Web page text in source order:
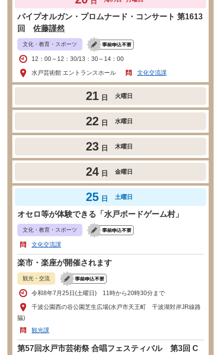
パイプオルガン・プロムナード・コンサート 第1613
回 佐藤謹然
文化・教育・スポーツ
12：00～12：30/13：30～14：00
水戸芸術館 エントランスホール
文化交流課
21 日 火曜日
22 日 水曜日
23 日 木曜日
24 日 金曜日
25 日 土曜日
オセロ等が体験できる「水戸ボードゲーム村」
文化・教育・スポーツ
文化交流課
楽市・楽座が開催されます
観光・交流
令和8年7月25日(土曜日) 11時から20時30分まで
千波公園西の谷公園芝生広場(水戸市天王町 千波湖対岸JR線路
脇)
観光課
第57回水戸市芸術祭 合唱フェスティバル 第3回 C